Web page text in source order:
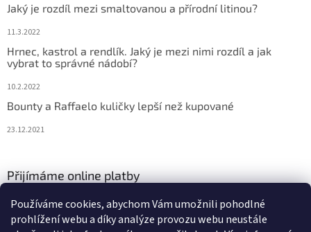
Používáme cookies, abychom Vám umožnili pohodlné
prohlížení webu a díky analýze provozu webu neustále
Jaký je rozdíl mezi smaltovanou a přírodní litinou?
11.3.2022
Hrnec, kastrol a rendlík. Jaký je mezi nimi rozdíl a jak
vybrat to správné nádobí?
10.2.2022
Bounty a Raffaelo kuličky lepší než kupované
23.12.2021
Přijímáme online platby